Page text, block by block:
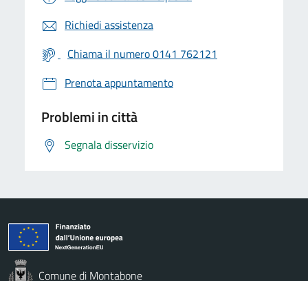
Richiedi assistenza
Chiama il numero 0141 762121
Prenota appuntamento
Problemi in città
Segnala disservizio
Comune di Montabone